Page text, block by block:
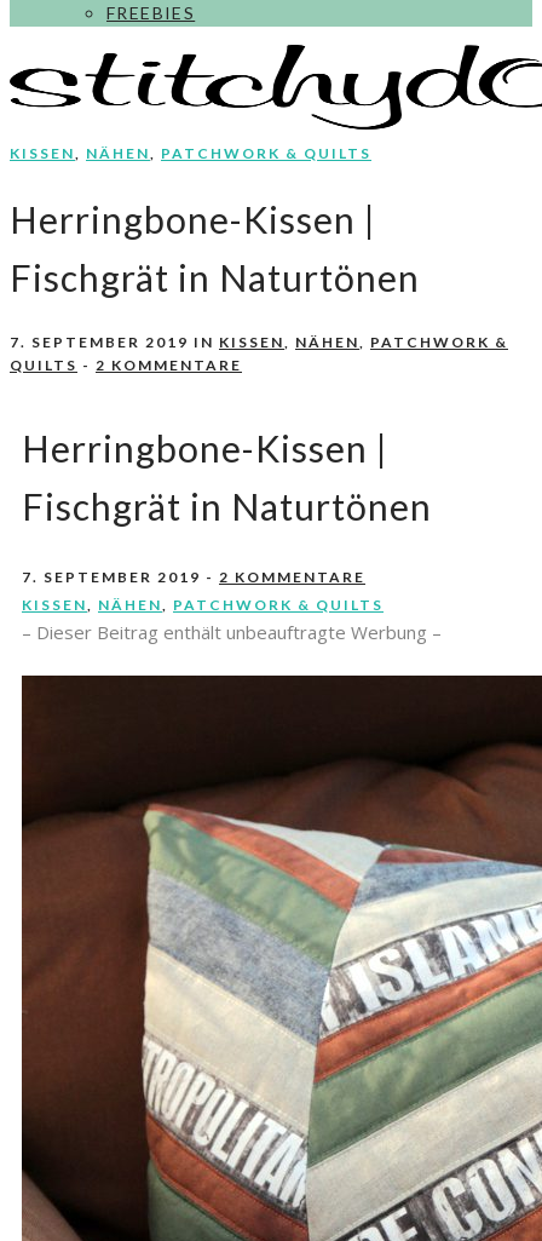
FREEBIES
KISSEN, NÄHEN, PATCHWORK & QUILTS
Herringbone-Kissen |
Fischgrät in Naturtönen
7. SEPTEMBER 2019 IN KISSEN, NÄHEN, PATCHWORK &
QUILTS - 2 KOMMENTARE
Herringbone-Kissen |
Fischgrät in Naturtönen
7. SEPTEMBER 2019 - 2 KOMMENTARE
KISSEN
NÄHEN PATCHWORK & QUILTS
– Dieser Beitrag enthält unbeauftragte Werbung –